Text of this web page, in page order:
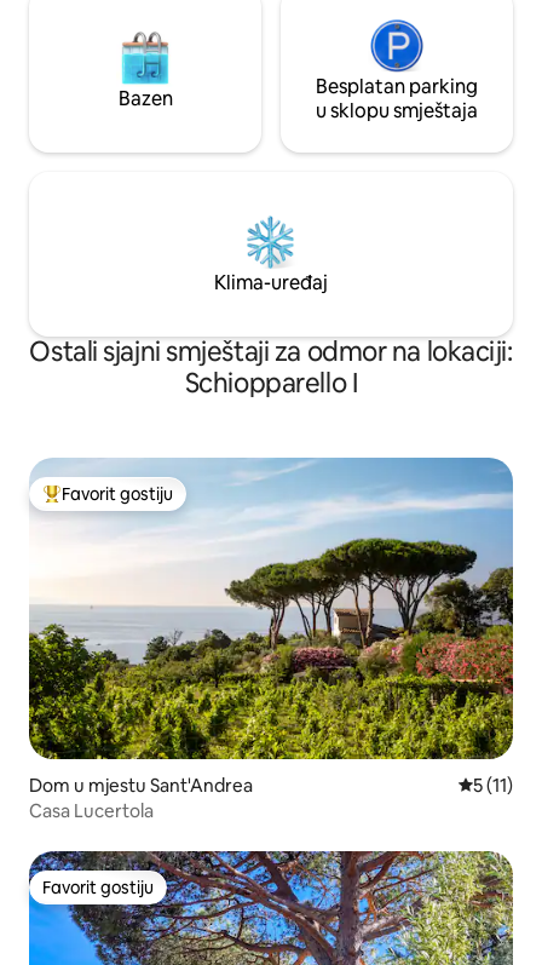
Bazen
Besplatan parking
u sklopu smještaja
Klima-uređaj
Ostali sjajni smještaji za odmor na lokaciji:
Schiopparello I
Glavni favorit gostiju
Favorit gostiju
Dom u mjestu Sant'Andrea
5 (11)
Casa Lucertola
Favorit gostiju
Favorit gostiju